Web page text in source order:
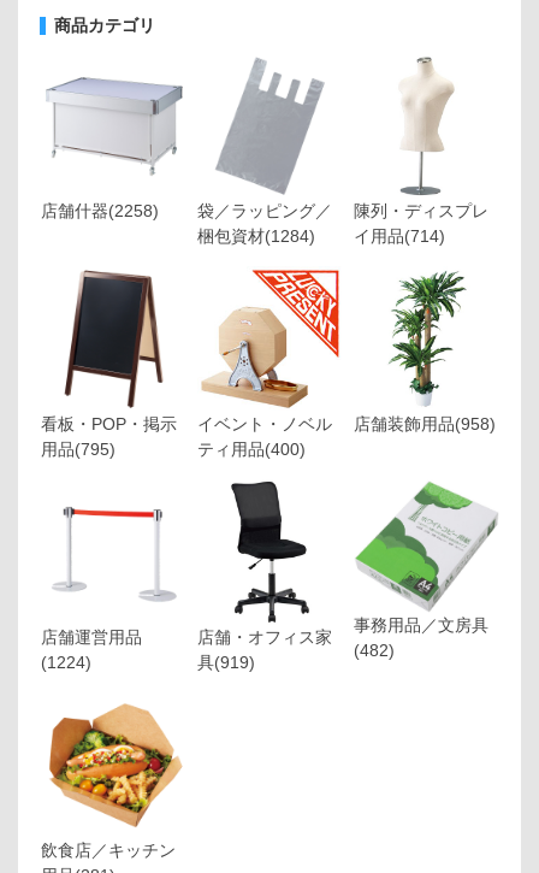
商品カテゴリ
店舗什器(2258)
袋／ラッピング／
梱包資材(1284)
陳列・ディスプレ
イ用品(714)
看板・POP・掲示
用品(795)
イベント・ノベル
ティ用品(400)
店舗装飾用品(958)
店舗運営用品
(1224)
店舗・オフィス家
具(919)
事務用品／文房具
(482)
飲食店／キッチン